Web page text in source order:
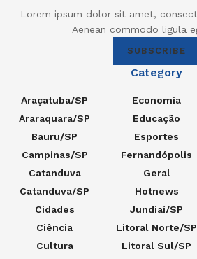
Lorem ipsum dolor sit amet,
Aenean commodo ligula
SUBSCRIBE
Category
Araçatuba/SP
Araraquara/SP
Bauru/SP
Campinas/SP
Catanduva
Catanduva/SP
Cidades
Ciência
Cultura
Economia
Educação
Esportes
Fernandópolis
Geral
Hotnews
Jundiaí/SP
Litoral Norte/SP
Litoral Sul/SP